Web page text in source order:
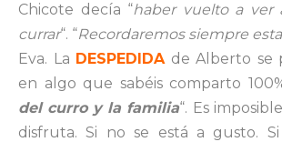
Chicote decía “haber vuelto a ver
currar“. “Recordaremos siempre
Eva. La DESPEDIDA de Alberto se
en algo que sabéis comparto
del curro y la familia“. Es
disfruta. Si no se está a gusto.